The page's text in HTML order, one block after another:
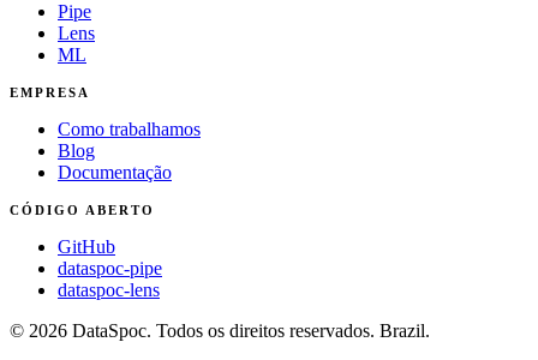
Pipe
Lens
ML
EMPRESA
Como trabalhamos
Blog
Documentação
CÓDIGO ABERTO
GitHub
dataspoc-pipe
dataspoc-lens
© 2026 DataSpoc. Todos os direitos reservados. Brazil.